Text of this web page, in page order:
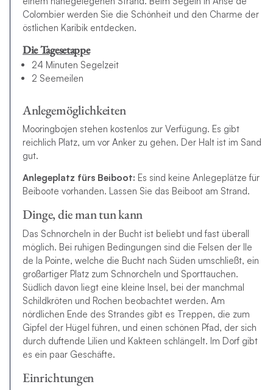
Colombier werden Sie die Schönheit und den Charme der
östlichen Karibik entdecken.
Die Tagesetappe
24 Minuten Segelzeit
2 Seemeilen
Anlegemöglichkeiten
Mooringbojen stehen kostenlos zur Verfügung. Es gibt
reichlich Platz, um vor Anker zu gehen. Der Halt ist im Sand
gut.
Anlegeplatz fürs Beiboot: Es sind keine Anlegeplätze für
Beiboote vorhanden. Lassen Sie das Beiboot am Strand.
Dinge, die man tun kann
Das Schnorcheln in der Bucht ist beliebt und fast überall
möglich. Bei ruhigen Bedingungen sind die Felsen der Ile
de la Pointe, welche die Bucht nach Süden umschließt, ein
großartiger Platz zum Schnorcheln und Sporttauchen.
Südlich davon liegt eine kleine Insel, bei der manchmal
Schildkröten und Rochen beobachtet werden. Am
nördlichen Ende des Strandes gibt es Treppen, die zum
Gipfel der Hügel führen, und einen schönen Pfad, der sich
durch duftende Lilien und Kakteen schlängelt. Im Dorf gibt
es ein paar Geschäfte.
Einrichtungen